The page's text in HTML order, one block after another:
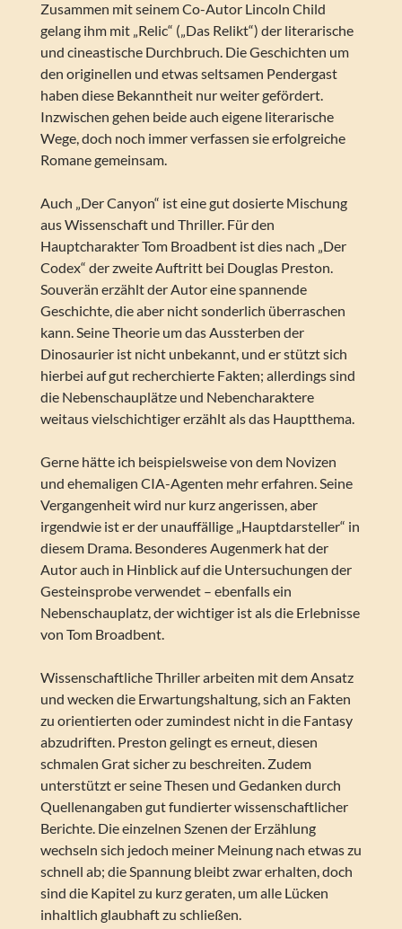
Zusammen mit seinem Co-Autor Lincoln Child
gelang ihm mit „Relic“ („Das Relikt“) der literarische
und cineastische Durchbruch. Die Geschichten um
den originellen und etwas seltsamen Pendergast
haben diese Bekanntheit nur weiter gefördert.
Inzwischen gehen beide auch eigene literarische
Wege, doch noch immer verfassen sie erfolgreiche
Romane gemeinsam.
Auch „Der Canyon“ ist eine gut dosierte Mischung
aus Wissenschaft und Thriller. Für den
Hauptcharakter Tom Broadbent ist dies nach „Der
Codex“ der zweite Auftritt bei Douglas Preston.
Souverän erzählt der Autor eine spannende
Geschichte, die aber nicht sonderlich überraschen
kann. Seine Theorie um das Aussterben der
Dinosaurier ist nicht unbekannt, und er stützt sich
hierbei auf gut recherchierte Fakten; allerdings sind
die Nebenschauplätze und Nebencharaktere
weitaus vielschichtiger erzählt als das Hauptthema.
Gerne hätte ich beispielsweise von dem Novizen
und ehemaligen CIA-Agenten mehr erfahren. Seine
Vergangenheit wird nur kurz angerissen, aber
irgendwie ist er der unauffällige „Hauptdarsteller“ in
diesem Drama. Besonderes Augenmerk hat der
Autor auch in Hinblick auf die Untersuchungen der
Gesteinsprobe verwendet – ebenfalls ein
Nebenschauplatz, der wichtiger ist als die Erlebnisse
von Tom Broadbent.
Wissenschaftliche Thriller arbeiten mit dem Ansatz
und wecken die Erwartungshaltung, sich an Fakten
zu orientierten oder zumindest nicht in die Fantasy
abzudriften. Preston gelingt es erneut, diesen
schmalen Grat sicher zu beschreiten. Zudem
unterstützt er seine Thesen und Gedanken durch
Quellenangaben gut fundierter wissenschaftlicher
Berichte. Die einzelnen Szenen der Erzählung
wechseln sich jedoch meiner Meinung nach etwas zu
schnell ab; die Spannung bleibt zwar erhalten, doch
sind die Kapitel zu kurz geraten, um alle Lücken
inhaltlich glaubhaft zu schließen.